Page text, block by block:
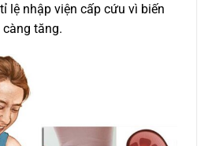
lệ nhập viện cấp cứu vì biến
tăng.